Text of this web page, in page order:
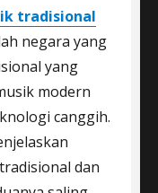
tradisional
negara yang
yang
modern
canggih.
dan